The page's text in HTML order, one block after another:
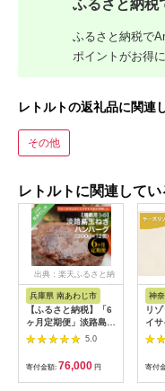
ふるさと納税
ふるさと納税で
ポイントがお得
レトルトの返礼品に関連
その他
レトルトに関連して
出典：楽天ふるさと納
税
兵庫県 南あわじ市
【ふるさと納税】「6
ヶ月定期便」淡路島玉
ねぎハンバーグ
200g×12個（冷凍）
5.0
寄付金額: 76,000 円
神
リ
イ
ー
個
エ
深い
イン
寄付